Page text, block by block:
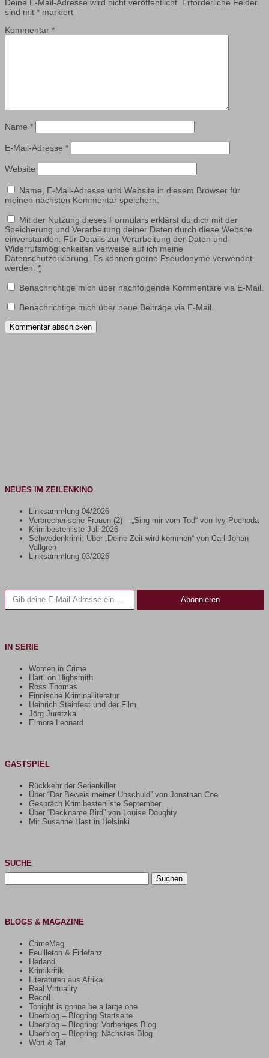
Deine E-Mail-Adresse wird nicht veröffentlicht.
Erforderliche Felder
sind mit * markiert
Kommentar *
Name *
E-Mail-Adresse *
Website
Name, E-Mail-Adresse und Website in diesem Browser für
meinen nächsten Kommentar speichern.
Mit der Nutzung dieses Formulars erklärst du dich mit der
Speicherung und Verarbeitung deiner Daten durch diese Website
einverstanden. Für Details zur Verarbeitung der Daten und
Widerrufsmöglichkeiten verweise auf ich meine
Datenschutzerklärung. Es können gerne Pseudonyme verwendet
werden. *
Benachrichtige mich über nachfolgende Kommentare via E-Mail.
Benachrichtige mich über neue Beiträge via E-Mail.
NEUES IM ZEILENKINO
Linksammlung 04/2026
Verbrecherische Frauen (2) – „Sing mir vom Tod“ von Ivy Pochoda
Krimibestenliste Juli 2026
Schwedenkrimi: Über „Deine Zeit wird kommen“ von Carl-Johan
Vallgren
Linksammlung 03/2026
Gib deine E-Mail-Adresse ein ...
Abonnieren
IN SERIE
Women in Crime
Hartl on Highsmith
Ross Thomas
Finnische Kriminalliteratur
Heinrich Steinfest und der Film
Jörg Juretzka
Elmore Leonard
GASTSPIEL
Rückkehr der Serienkiller
Über “Der Beweis meiner Unschuld” von Jonathan Coe
Gespräch Krimibestenliste September
Über “Deckname Bird” von Louise Doughty
Mit Susanne Hast in Helsinki
SUCHE
nach:
BLOGS & MAGAZINE
CrimeMag
Feuilleton & Firlefanz
Herland
Krimikritik
Literaturen aus Afrika
Real Virtuality
Recoil
Tonight is gonna be a large one
Uberblog – Blogring Startseite
Uberblog – Blogring: Vorheriges Blog
Uberblog – Blogring: Nächstes Blog
Wort & Tat